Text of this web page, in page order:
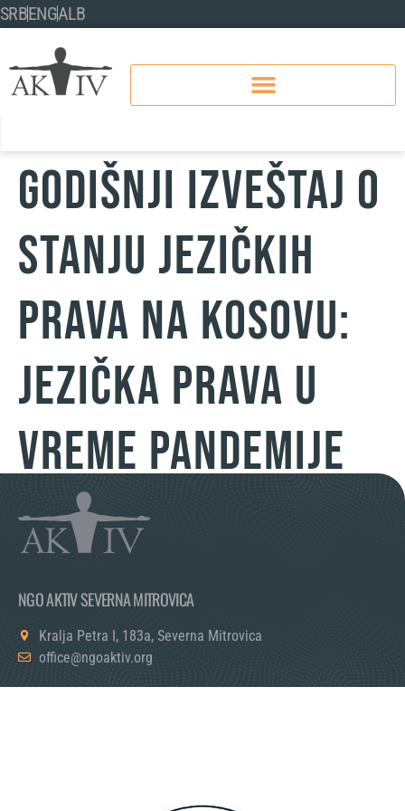
SRBENGALB
GODIŠNJI IZVEŠTAJ O
STANJU JEZIČKIH
PRAVA NA KOSOVU:
JEZIČKA PRAVA U
VREME PANDEMIJE
NGO AKTIV SEVERNA MITROVICA
Kralja Petra I, 183a, Severna Mitrovica
office@ngoaktiv.org